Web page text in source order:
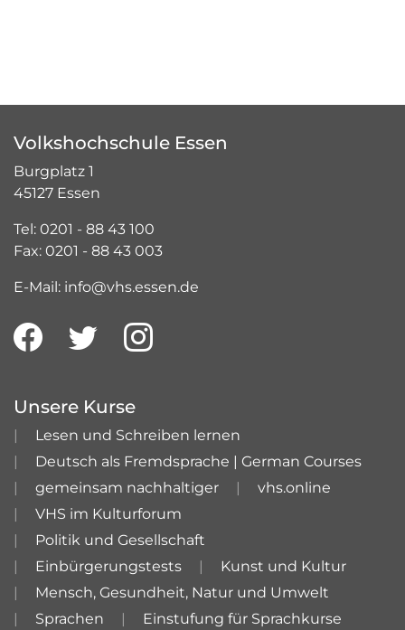
Volkshochschule Essen
Burgplatz 1
45127 Essen
Tel: 0201 - 88 43 100
Fax: 0201 - 88 43 003
E-Mail: info@vhs.essen.de
Unsere Kurse
Lesen und Schreiben lernen
Deutsch als Fremdsprache | German Courses
gemeinsam nachhaltiger
vhs.online
VHS im Kulturforum
Politik und Gesellschaft
Einbürgerungstests
Kunst und Kultur
Mensch, Gesundheit, Natur und Umwelt
Sprachen
Einstufung für Sprachkurse